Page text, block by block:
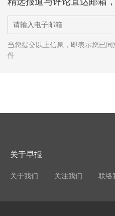
当您提交以上信息，即表示您已
件
关于早报
关于我们 关注我们 联络